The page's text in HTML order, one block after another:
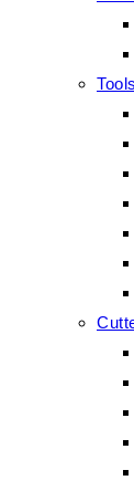
Tools